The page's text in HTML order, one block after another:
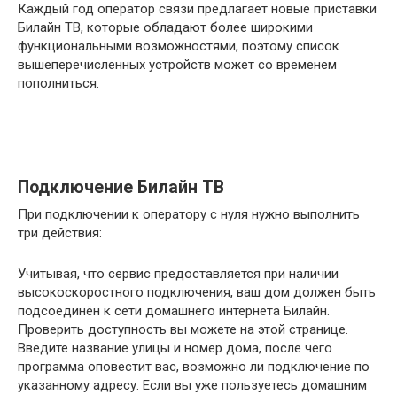
Каждый год оператор связи предлагает новые приставки
Билайн ТВ, которые обладают более широкими
функциональными возможностями, поэтому список
вышеперечисленных устройств может со временем
пополниться.
Подключение Билайн ТВ
При подключении к оператору с нуля нужно выполнить
три действия:
Учитывая, что сервис предоставляется при наличии
высокоскоростного подключения, ваш дом должен быть
подсоединён к сети домашнего интернета Билайн.
Проверить доступность вы можете на этой странице.
Введите название улицы и номер дома, после чего
программа оповестит вас, возможно ли подключение по
указанному адресу. Если вы уже пользуетесь домашним